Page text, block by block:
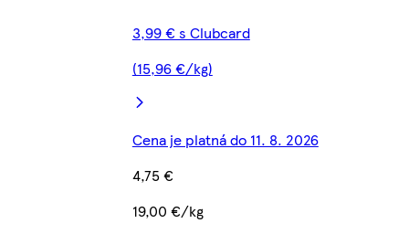
3,99 € s Clubcard
(15,96 €/kg)
Cena je platná do 11. 8. 2026
4,75 €
19,00 €/kg